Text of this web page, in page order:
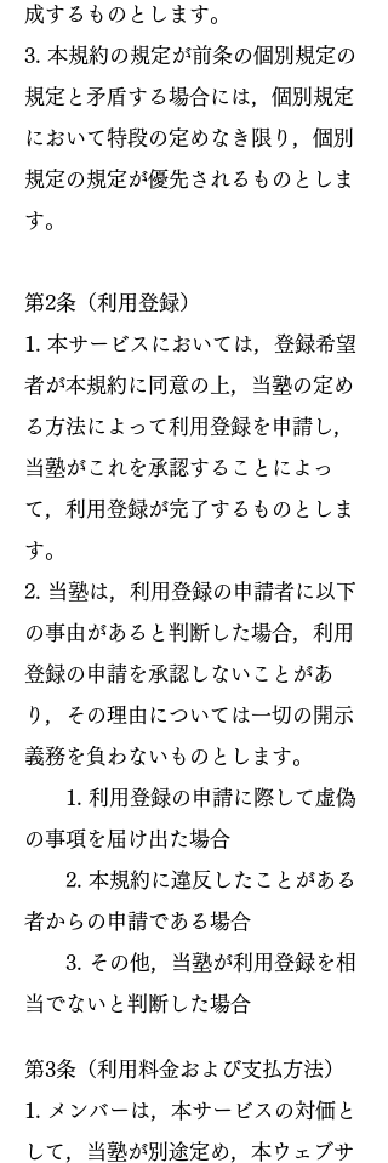
成するものとします。
3. 本規約の規定が前条の個別規定の
規定と矛盾する場合には，個別規定
において特段の定めなき限り，個別
規定の規定が優先されるものとしま
す。
第2条（利用登録）
1. 本サービスにおいては，登録希望
者が本規約に同意の上，当塾の定め
る方法によって利用登録を申請し，
当塾がこれを承認することによっ
て，利用登録が完了するものとしま
す。
2. 当塾は，利用登録の申請者に以下
の事由があると判断した場合，利用
登録の申請を承認しないことがあ
り，その理由については一切の開示
義務を負わないものとします。
1. 利用登録の申請に際して虚偽
の事項を届け出た場合
2. 本規約に違反したことがある
者からの申請である場合
3. その他，当塾が利用登録を相
当でないと判断した場合
第3条（利用料金および支払方法）
1. メンバーは，本サービスの対価と
して，当塾が別途定め，本ウェブサ